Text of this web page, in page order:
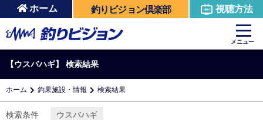
ホーム 釣りビジョン倶楽部 視聴方法
メニュー
【ウスバハギ】 検索結果
ホーム 釣果施設・情報 検索結果
検索条件 ウスバハギ